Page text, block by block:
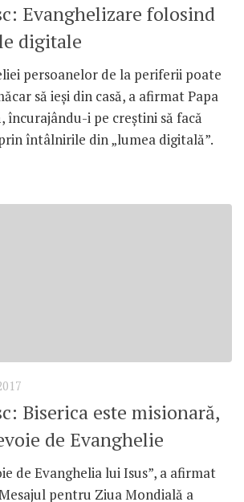
Evanghelizare folosind
digitale
persoanelor de la periferii poate
să ieși din casă, a afirmat Papa
încurajându-i pe creștini să facă
întâlnirile din „lumea digitală”.
Biserica este misionară,
de Evanghelie
de Evanghelia lui Isus”, a afirmat
pentru Ziua Mondială a